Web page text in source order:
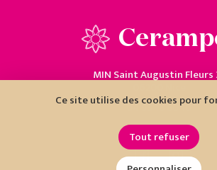
MIN Saint Augustin Fleurs
04 93 18 80 10
Ce site utilise des cookies pour
Tout refuser